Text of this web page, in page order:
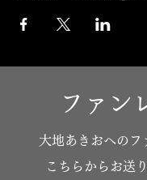
ファン
大地あきおへのフ
こちらからお送